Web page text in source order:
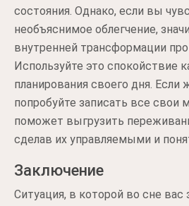
состояния. Однако, если вы
необъяснимое облегчение,
внутренней трансформации
Используйте это спокойствие
планирования своего дня. Если
попробуйте записать все свои
поможет выгрузить
сделав их управляемыми и
Заключение
Ситуация, в которой во сне вас